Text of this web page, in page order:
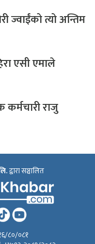
ज्वाईंको त्यो अन्तिम
एसी एमाले
कर्मचारी राजु
द्वारा सञ्चालित
८०/०८१